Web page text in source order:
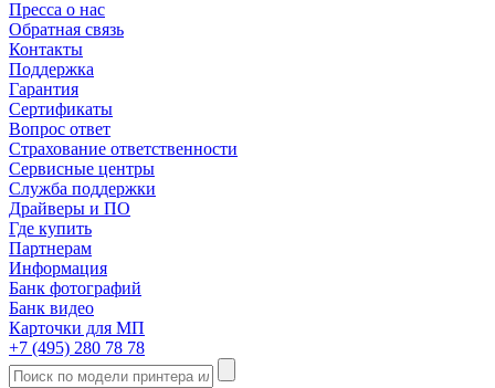
Пресса о нас
Обратная связь
Контакты
Поддержка
Гарантия
Сертификаты
Вопрос ответ
Страхование ответственности
Сервисные центры
Служба поддержки
Драйверы и ПО
Где купить
Партнерам
Информация
Банк фотографий
Банк видео
Карточки для МП
+7 (495) 280 78 78